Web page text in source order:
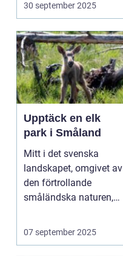
30 september 2025
Upptäck en elk
park i Småland
Mitt i det svenska
landskapet, omgivet av
den förtrollande
småländska naturen,
07 september 2025